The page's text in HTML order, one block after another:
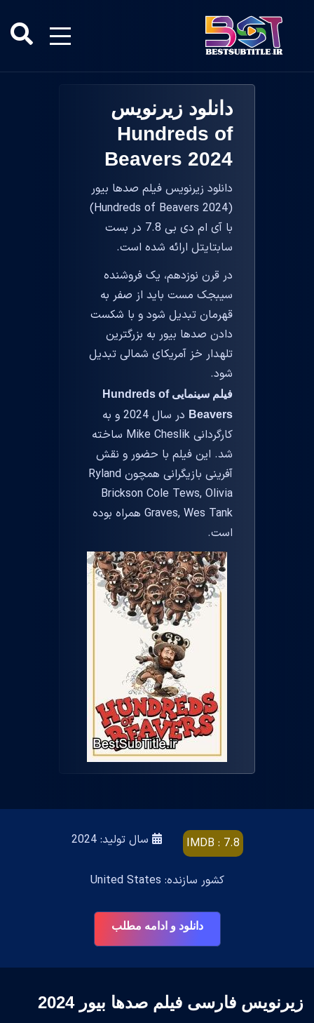
دانلود زیرنویس
Hundreds of
Beavers 2024
دانلود زیرنویس فیلم صدها بیور
(Hundreds of Beavers 2024)
با آی ام دی بی 7.8 در بست
سابتایتل ارائه شده است.
در قرن نوزدهم، یک فروشنده
سیبجک مست باید از صفر به
قهرمان تبدیل شود و با شکست
دادن صدها بیور به بزرگترین
تلهدار خز آمریکای شمالی تبدیل
شود.
فیلم سینمایی Hundreds of
Beavers
در سال 2024 و به
کارگردانی Mike Cheslik ساخته
شد. این فیلم با حضور و نقش
آفرینی بازیگرانی همچون Ryland
Brickson Cole Tews, Olivia
Graves, Wes Tank همراه بوده
است.
IMDB : 7.8 سال تولید: 2024
کشور سازنده: United States
دانلود و ادامه مطلب
زیرنویس فارسی فیلم صدها بیور 2024